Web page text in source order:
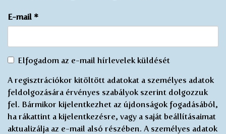
E-mail *
Egyetértek
elektronikus
újság
küldésével
*
Elfogadom az e-mail hírlevelek küldését
A regisztrációkor kitöltött adatokat a személyes adatok
feldolgozására érvényes szabályok szerint dolgozzuk
fel. Bármikor kijelentkezhet az újdonságok fogadásából,
ha rákattint a kijelentkezésre, vagy a saját beállításaimat
aktualizálja az e-mail alsó részében. A személyes adatok